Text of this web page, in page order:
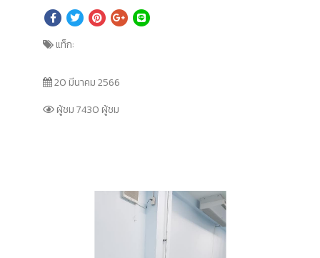
แท็ก:
20 มีนาคม 2566
ผู้ชม 7430 ผู้ชม